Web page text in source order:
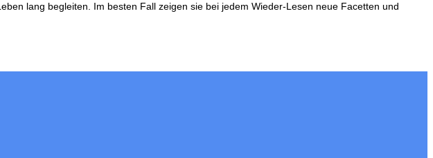
lang begleiten. Im besten Fall zeigen sie bei jedem Wieder-Lesen neue Facetten und